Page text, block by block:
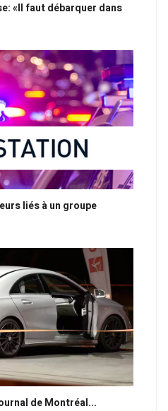
«Il faut débarquer dans
liés à un groupe
de Montréal...